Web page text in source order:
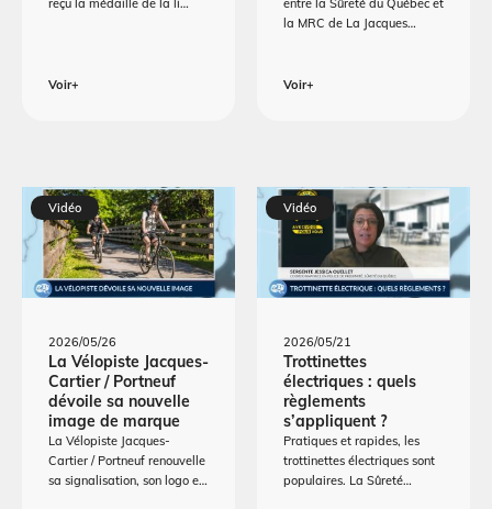
Voir+
la MRC de La Jacques…
Voir+
Vidéo
2026/05/26
La Vélopiste Jacques-
Cartier / Portneuf
dévoile sa nouvelle
image de marque
La Vélopiste Jacques-
Cartier / Portneuf renouvelle
sa signalisation, son logo e…
Vidéo
2026/05/21
Trottinettes
électriques : quels
règlements
s’appliquent ?
Pratiques et rapides, les
trottinettes électriques sont
populaires. La Sûreté…